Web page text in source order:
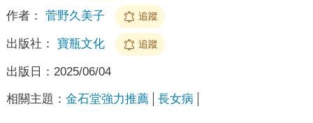
作者： 菅野久美子 追蹤
出版社： 寶瓶文化 追蹤
出版日： 2025/06/04
相關主題： 金石堂強力推薦 長女病